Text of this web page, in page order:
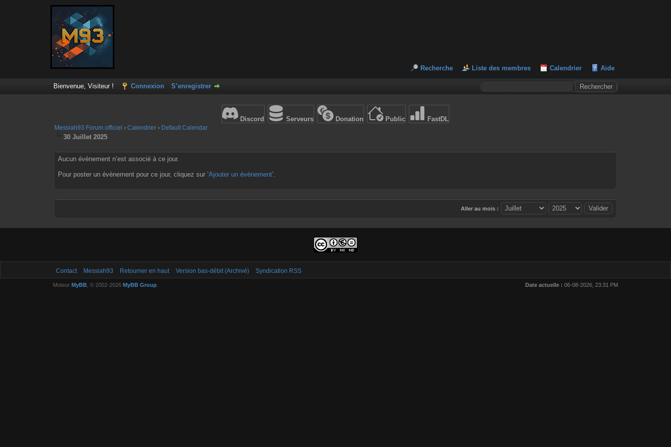
Recherche Liste des membres Calendrier Aide
Bienvenue, Visiteur ! Connexion S’enregistrer
Discord Serveurs Donation Public FastDL
Messiah93 Forum officiel ›Calendrier › Default Calendar
30 Juillet 2025
Aucun évènement n’est associé à ce jour.
Pour poster un évènement pour ce jour, cliquez sur ’Ajouter un évènement’.
Aller au mois :
Contact Messiah93 Retourner en haut Version bas-débit (Archivé) Syndication RSS
Date actuelle : 06-08-2026, 23:31 PM
Moteur MyBB, © 2002-2026 MyBB Group.